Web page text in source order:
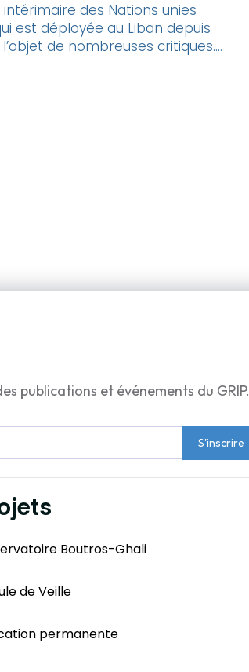
intérimaire des Nations unies
est déployée au Liban depuis
l’objet de nombreuses critiques....
publications et événements du GRIP.
S'inscrire
Boutros-Ghali
de Veille
permanente